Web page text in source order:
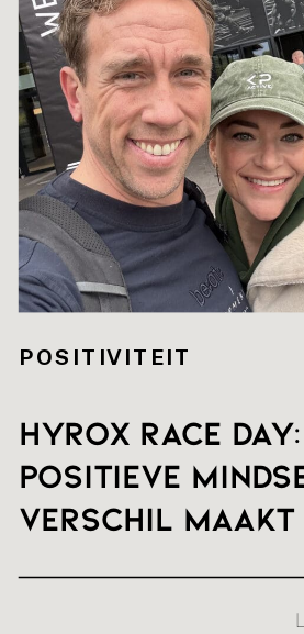
HYROX RACE
positieve
verschil maakt
POSITIVITEIT